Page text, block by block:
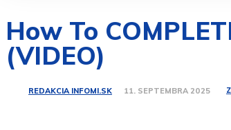
How To
(VIDEO)
REDAKCIA INFOMI.SK 11. SEPTEMBRA 2025